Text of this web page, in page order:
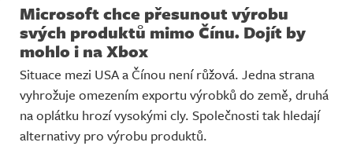
Microsoft chce přesunout výrobu
svých produktů mimo Čínu. Dojít by
mohlo i na Xbox
Situace mezi USA a Čínou není růžová. Jedna strana
vyhrožuje omezením exportu výrobků do země, druhá
na oplátku hrozí vysokými cly. Společnosti tak hledají
alternativy pro výrobu produktů.